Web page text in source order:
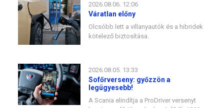
2026.08.06. 12:06
Váratlan előny
Olcsóbb lett a villanyautók és a hibridek
kötelező biztosítása.
2026.08.05. 13:33
Sofőrverseny: győzzön a
legügyesebb!
A Scania elindítja a ProDriver versenyt